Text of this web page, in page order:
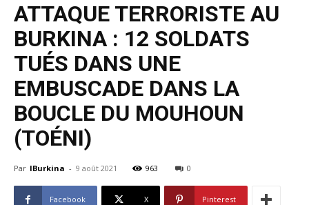
ATTAQUE TERRORISTE AU
BURKINA : 12 SOLDATS
TUÉS DANS UNE
EMBUSCADE DANS LA
BOUCLE DU MOUHOUN
(TOÉNI)
Par IBurkina - 9 août 2021 963 0
Facebook X Pinterest